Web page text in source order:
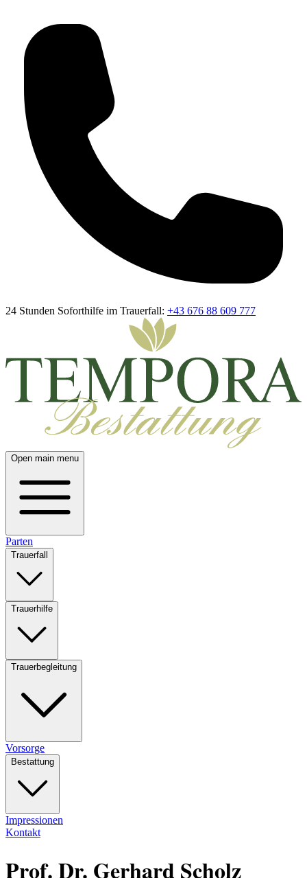
24 Stunden Soforthilfe im Trauerfall: +43 676 88 609 777
Open main menu
Parten
Trauerfall
Trauerhilfe
Trauerbegleitung
Vorsorge
Bestattung
Impressionen
Kontakt
Prof. Dr. Gerhard Scholz